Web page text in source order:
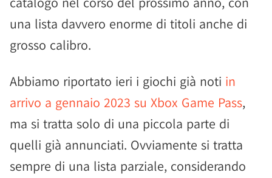
una lista davvero enorme di titoli anche di
grosso calibro.
Abbiamo riportato ieri i giochi già noti in
arrivo a gennaio 2023 su Xbox Game Pass,
ma si tratta solo di una piccola parte di
quelli già annunciati. Ovviamente si tratta
sempre di una lista parziale, considerando